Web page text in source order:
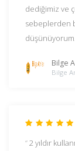
dediğimiz ve
sebeplerden
düşünüyorum.
Bilge
Bilge
2 yıldır